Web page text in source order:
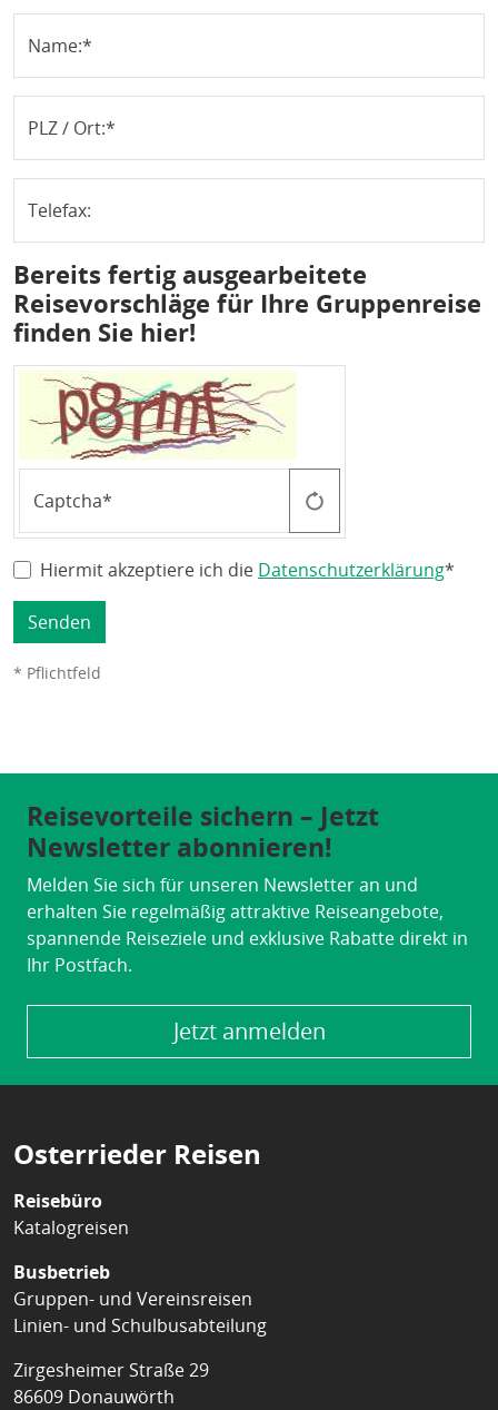
Name:
PLZ / Ort:
Telefax:
Bereits fertig ausgearbeitete
Reisevorschläge für Ihre Gruppenreise
finden Sie hier!
Captcha
Hiermit akzeptiere ich die Datenschutzerklärung*
Senden
* Pflichtfeld
Reisevorteile sichern – Jetzt
Newsletter abonnieren!
Melden Sie sich für unseren Newsletter an und
erhalten Sie regelmäßig attraktive Reiseangebote,
spannende Reiseziele und exklusive Rabatte direkt in
Ihr Postfach.
Jetzt anmelden
Osterrieder Reisen
Reisebüro
Katalogreisen
Busbetrieb
Gruppen- und Vereinsreisen
Linien- und Schulbusabteilung
Zirgesheimer Straße 29
86609 Donauwörth